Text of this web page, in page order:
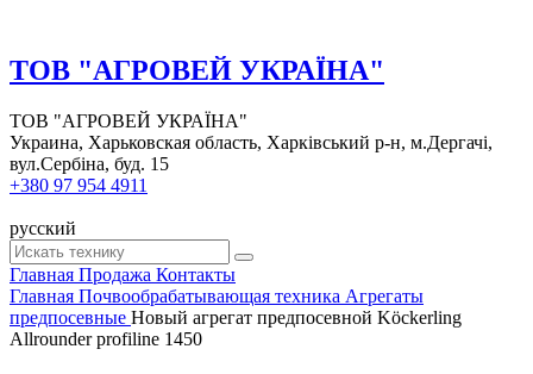
ТОВ "АГРОВЕЙ УКРАЇНА"
ТОВ "АГРОВЕЙ УКРАЇНА"
Украина, Харьковская область, Харківський р-н, м.Дергачі,
вул.Сербіна, буд. 15
+380 97 954 4911
русский
Главная Продажа Контакты
Главная Почвообрабатывающая техника Агрегаты
предпосевные Новый агрегат предпосевной Köckerling
Allrounder profiline 1450